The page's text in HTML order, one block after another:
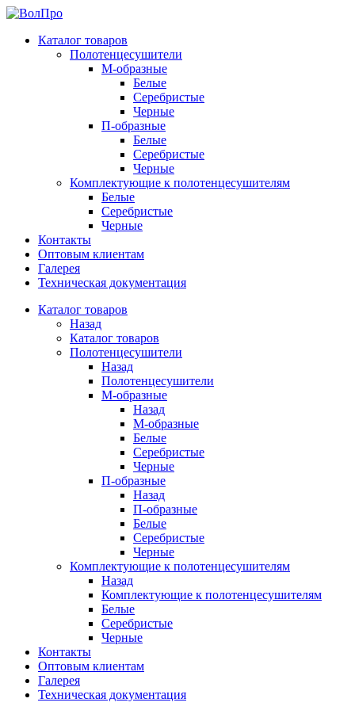
Каталог товаров
Полотенцесушители
М-образные
Белые
Серебристые
Черные
П-образные
Белые
Серебристые
Черные
Комплектующие к полотенцесушителям
Белые
Серебристые
Черные
Контакты
Оптовым клиентам
Галерея
Техническая документация
Каталог товаров
Назад
Каталог товаров
Полотенцесушители
Назад
Полотенцесушители
М-образные
Назад
М-образные
Белые
Серебристые
Черные
П-образные
Назад
П-образные
Белые
Серебристые
Черные
Комплектующие к полотенцесушителям
Назад
Комплектующие к полотенцесушителям
Белые
Серебристые
Черные
Контакты
Оптовым клиентам
Галерея
Техническая документация